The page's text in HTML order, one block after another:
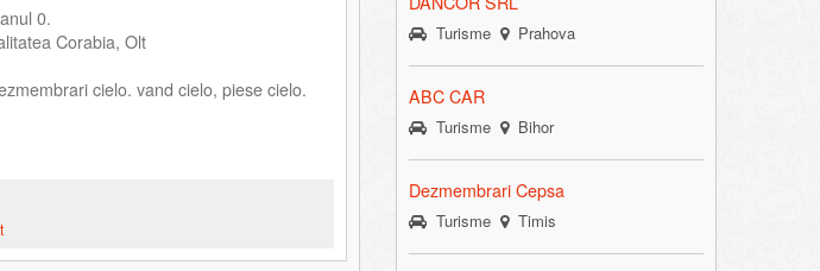
0.
Corabia, Olt
cielo. vand cielo, piese cielo.
Turisme Prahova
ABC CAR
Turisme Bihor
Dezmembrari Cepsa
Turisme Timis